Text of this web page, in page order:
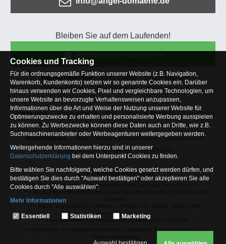
Bleiben Sie auf dem Laufenden!
Kundenservice Mein Konto
Versandkosten
Zahlungsarten
Rücksendung
Kaufberatung
Häufige Fragen
Über uns
Unternehmen Blog Jobs & Praktika
Facebook
Osterfeldsee
Archiv Sitemap
Kontaktformular
Rechtliches
AGB Widerrufsbelehrung
Datenschutz
Altbatterie-Entsorgung
Impressum
Zur Desktop Webseite
* = Alle Preisangaben inkl. gesetzlicher MwSt. und zzgl.
Versandinfoseite.
2= ausgenommen Sonderpeise und preisgebundene Produkte.
Cookies und Tracking
Für die ordnungsgemäße Funktion unserer Website (z.B. Navigation,
Warenkorb, Kundenkonto) setzen wir so genannte Cookies ein. Darüber
hinaus verwenden wir Cookies, Pixel und vergleichbare Technologien, um
unsere Website an bevorzugte Verhaltensweisen anzupassen,
Informationen über die Art und Weise der Nutzung unserer Website für
Optimierungszwecke zu erhalten und personalisierte Werbung ausspielen
zu können. Zu Werbezwecke können diese Daten auch an Dritte, wie z.B.
Suchmaschinenanbieter oder Werbeagenturen weitergegeben werden.
Weitergehende Informationen hierzu sind in unserer
Datenschutzerklärung bei dem Unterpunkt Cookies zu finden.
Bitte wählen Sie nachfolgend, welche Cookies gesetzt werden dürfen, und
bestätigen Sie dies durch "Auswahl bestätigen" oder akzeptieren Sie alle
Cookies durch "Alle auswählen":
Mehr Informationen
Essentiell
weshalb auf diese nicht verzichtet werden kann
Essentiell Statistiken Marketing